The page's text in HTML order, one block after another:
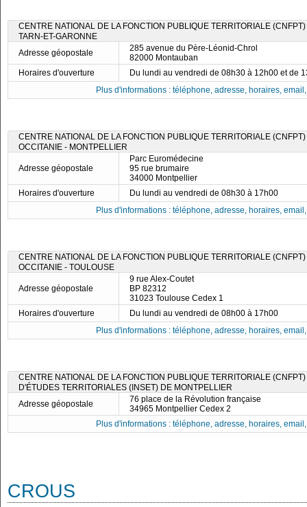
CENTRE NATIONAL DE LA FONCTION PUBLIQUE TERRITORIALE
TARN-ET-GARONNE
Adresse géopostale
285 avenue du Père-Léonid-Chrol
82000 Montauban
Horaires d'ouverture
Du lundi au vendredi de 08h30 à 12h00 et de
Plus d'informations : téléphone, adresse, horaires,
CENTRE NATIONAL DE LA FONCTION PUBLIQUE TERRITORIALE
OCCITANIE - MONTPELLIER
Adresse géopostale
Parc Euromédecine
95 rue brumaire
34000 Montpellier
Horaires d'ouverture
Du lundi au vendredi de 08h30 à 17h00
Plus d'informations : téléphone, adresse, horaires,
CENTRE NATIONAL DE LA FONCTION PUBLIQUE TERRITORIALE
OCCITANIE - TOULOUSE
Adresse géopostale
9 rue Alex-Coutet
BP 82312
31023 Toulouse Cedex 1
Horaires d'ouverture
Du lundi au vendredi de 08h00 à 17h00
Plus d'informations : téléphone, adresse, horaires,
CENTRE NATIONAL DE LA FONCTION PUBLIQUE TERRITORIALE
D'ÉTUDES TERRITORIALES (INSET) DE MONTPELLIER
Adresse géopostale
76 place de la Révolution française
34965 Montpellier Cedex 2
Plus d'informations : téléphone, adresse, horaires,
CROUS